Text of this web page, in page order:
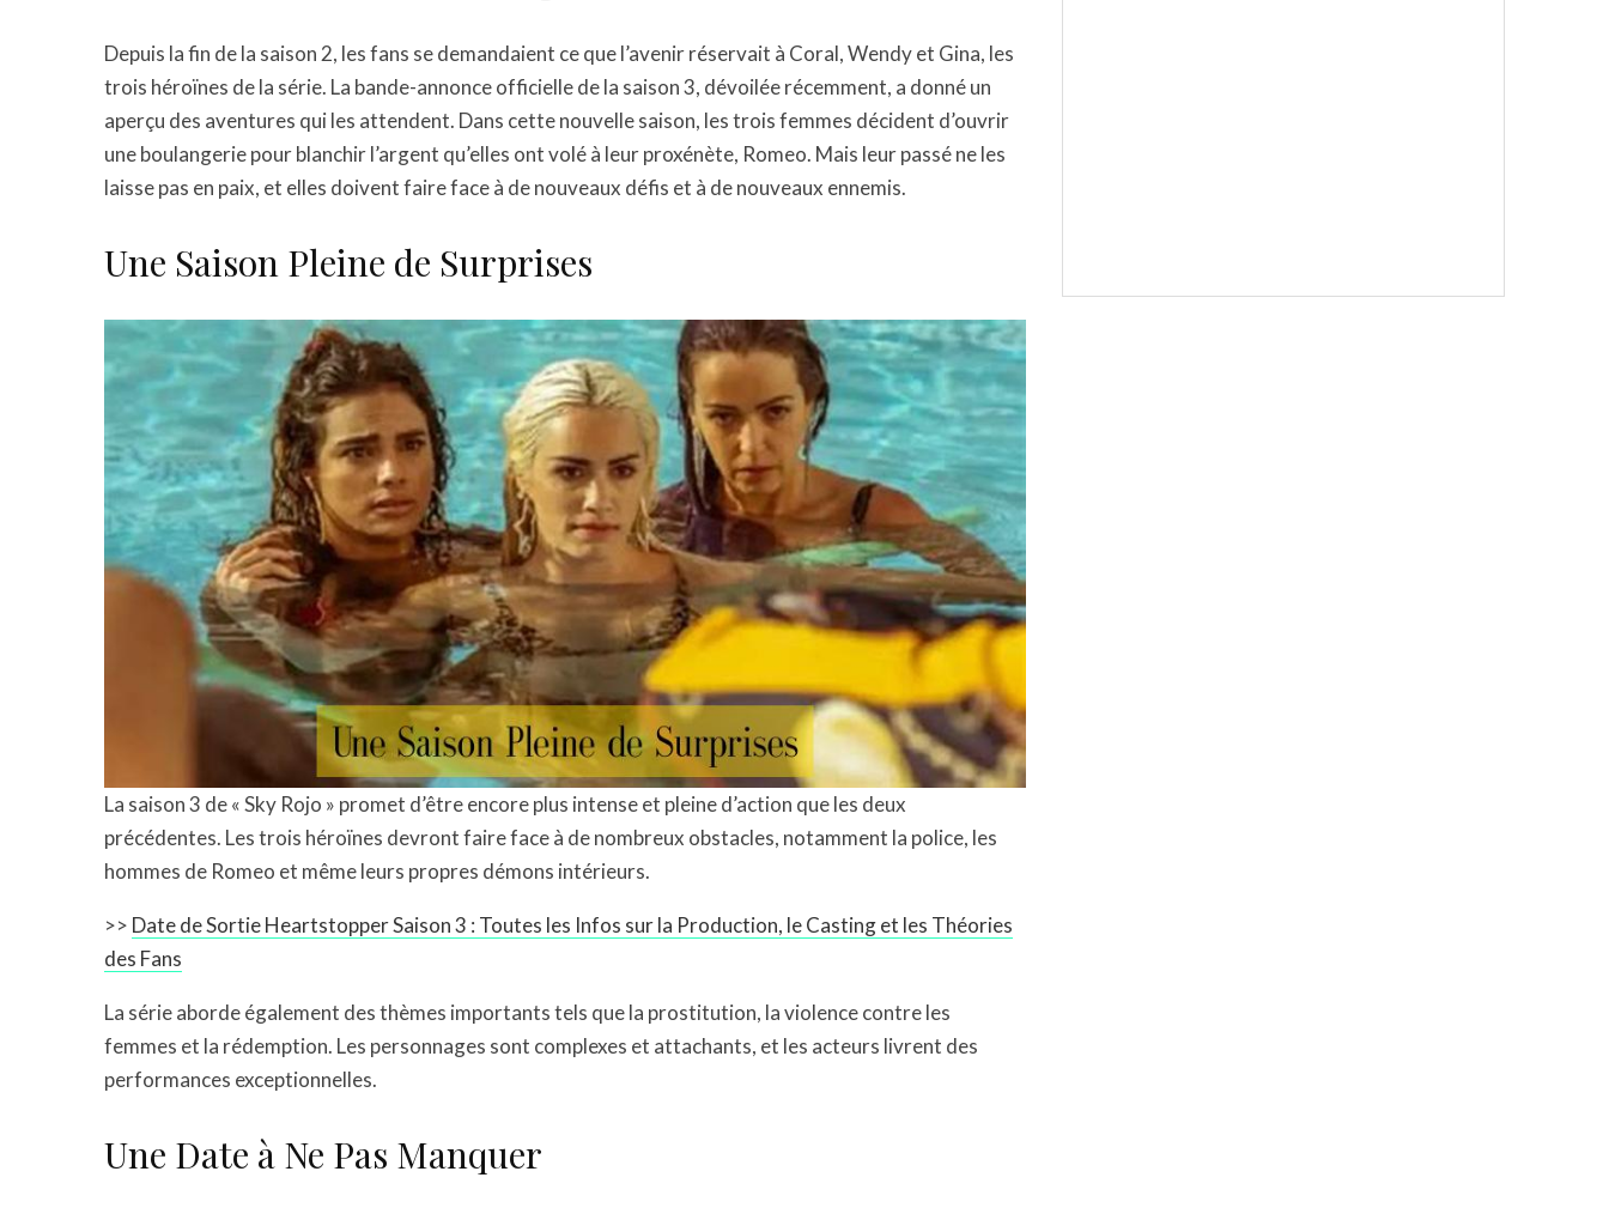
Depuis la fin de la saison 2, les fans se demandaient ce que l’avenir réservait à Coral, Wendy et Gina, les
trois héroïnes de la série. La bande-annonce officielle de la saison 3, dévoilée récemment, a donné un
aperçu des aventures qui les attendent. Dans cette nouvelle saison, les trois femmes décident d’ouvrir
une boulangerie pour blanchir l’argent qu’elles ont volé à leur proxénète, Romeo. Mais leur passé ne les
laisse pas en paix, et elles doivent faire face à de nouveaux défis et à de nouveaux ennemis.
Une Saison Pleine de Surprises
La saison 3 de « Sky Rojo » promet d’être encore plus intense et pleine d’action que les deux
précédentes. Les trois héroïnes devront faire face à de nombreux obstacles, notamment la police, les
hommes de Romeo et même leurs propres démons intérieurs.
>> Date de Sortie Heartstopper Saison 3 : Toutes les Infos sur la Production, le Casting et les Théories
des Fans
La série aborde également des thèmes importants tels que la prostitution, la violence contre les
femmes et la rédemption. Les personnages sont complexes et attachants, et les acteurs livrent des
performances exceptionnelles.
Une Date à Ne Pas Manquer